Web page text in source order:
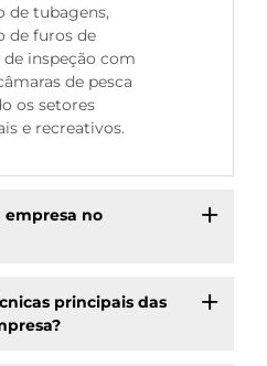
de tubagens,
de furos de
inspeção com
de pesca
os setores
e recreativos.
empresa no
principais das